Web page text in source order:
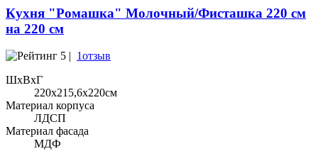
Кухня "Ромашка" Молочный/Фисташка 220 см
на 220 см
5 | 1отзыв
ШхВхГ
220x215,6х220см
Материал корпуса
ЛДСП
Материал фасада
МДФ